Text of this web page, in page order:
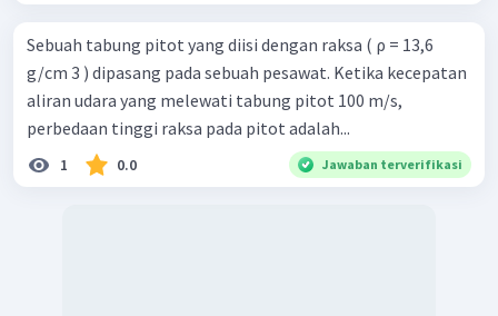
Sebuah tabung pitot yang diisi dengan raksa ( ρ = 13,6
g/cm 3 ) dipasang pada sebuah pesawat. Ketika kecepatan
aliran udara yang melewati tabung pitot 100 m/s,
perbedaan tinggi raksa pada pitot adalah...
1 0.0 Jawaban terverifikasi